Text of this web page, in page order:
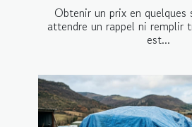
Obtenir un prix en quelques
attendre un rappel ni remplir
est...